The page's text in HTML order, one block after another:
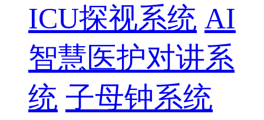
ICU探视系统 AI
智慧医护对讲系
统 子母钟系统